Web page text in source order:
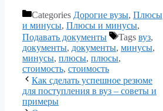
Categories Дорогие вузы, Плюсы
и минусы, Плюсы и минусы,
Подавать документы
Tags вуз,
документы, документы, минусы,
минусы, плюсы, плюсы,
стоимость, стоимость
Как сделать успешное резюме
для поступления в вуз – советы и
примеры